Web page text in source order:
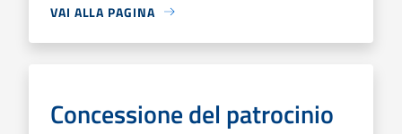
VAI ALLA PAGINA
Concessione del patrocinio